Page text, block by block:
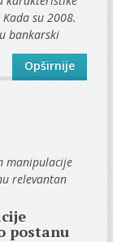
su 2008.
bankarski
Opširnije
manipulacije
relevantan
postanu